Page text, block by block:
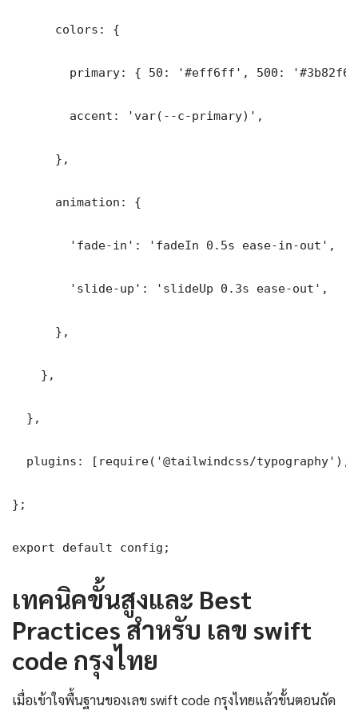
      colors: {
primary: { 50: '#eff6ff', 500:
        accent: 'var(--c-primary)',
      },
      animation: {
        'fade-in': 'fadeIn 0.5s ease-in-out',
        'slide-up': 'slideUp 0.3s ease-out',
      },
    },
  },
plugins: [require('@tailwindcss/typography'),
};
export default config;
เทคนิคขั้นสูงและ Best
Practices สำหรับ เลข swift
code กรุงไทย
เมื่อเข้าใจพื้นฐานของเลข swift code กรุงไทยแล้วขั้นตอนถัด